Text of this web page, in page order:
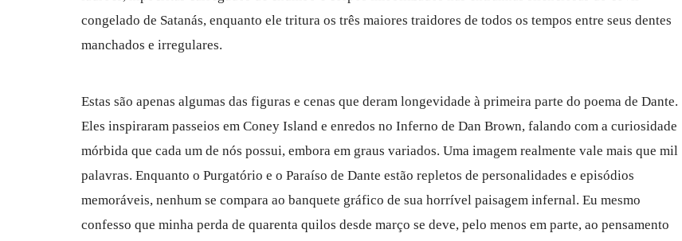
congelado de Satanás, enquanto ele tritura os três maiores traidores de todos os tempos entre seus dentes
manchados e irregulares.
Estas são apenas algumas das figuras e cenas que deram longevidade à primeira parte do poema de Dante.
Eles inspiraram passeios em Coney Island e enredos no Inferno de Dan Brown, falando com a curiosidade
mórbida que cada um de nós possui, embora em graus variados. Uma imagem realmente vale mais que mil
palavras. Enquanto o Purgatório e o Paraíso de Dante estão repletos de personalidades e episódios
memoráveis, nenhum se compara ao banquete gráfico de sua horrível paisagem infernal. Eu mesmo
confesso que minha perda de quarenta quilos desde março se deve, pelo menos em parte, ao pensamento